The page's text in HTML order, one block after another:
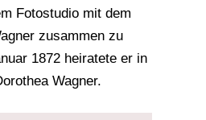
Fotostudio mit dem
zusammen zu
1872 heiratete er in
Wagner.